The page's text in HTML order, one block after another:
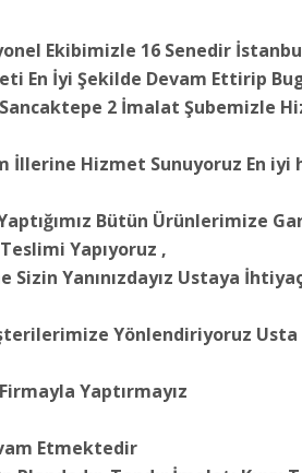
Ekibimizle 16 Senedir
En İyi Şekilde Devam Ettirip
2 İmalat Şubemizle
İllerine Hizmet Sunuyoruz En iyi
Bütün Ürünlerimize
Yapıyoruz ,
Sizin Yanınızdayız Ustaya
Yönlendiriyoruz Usta
Yaptırmayız
Etmektedir